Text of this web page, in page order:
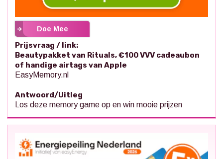
Doe Mee
Prijsvraag / link:
Beautypakket van Rituals, €100 VVV cadeaubon
of handige airtags van Apple
EasyMemory.nl
Antwoord/Uitleg
Los deze memory game op en win mooie prijzen